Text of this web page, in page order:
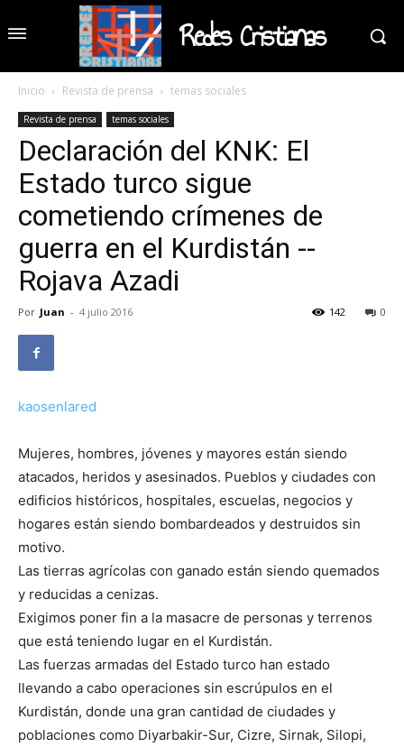
Redes Cristianas
Inicio Revista de prensa temas sociales
Revista de prensa temas sociales
Declaración del KNK: El
Estado turco sigue
cometiendo crímenes de
guerra en el Kurdistán --
Rojava Azadi
Por Juan - 4 julio 2016 0
142
kaosenlared
Mujeres, hombres, jóvenes y mayores están siendo
atacados, heridos y asesinados. Pueblos y ciudades con
edificios históricos, hospitales, escuelas, negocios y
hogares están siendo bombardeados y destruidos sin
motivo.
Las tierras agrícolas con ganado están siendo quemados
y reducidas a cenizas.
Exigimos poner fin a la masacre de personas y terrenos
que está teniendo lugar en el Kurdistán.
Las fuerzas armadas del Estado turco han estado
llevando a cabo operaciones sin escrúpulos en el
Kurdistán, donde una gran cantidad de ciudades y
poblaciones como Diyarbakir-Sur, Cizre, Sirnak, Silopi,